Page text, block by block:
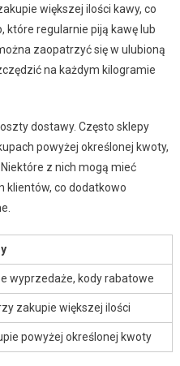
większej ilości kawy, co
które regularnie piją kawę lub
zaopatrzyć się w ulubioną
na każdym kilogramie
dostawy. Często sklepy
powyżej określonej kwoty,
z nich mogą mieć
klientów, co dodatkowo
wyprzedaże, kody rabatowe
zakupie większej ilości
powyżej określonej kwoty